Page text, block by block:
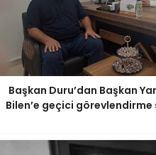
Başkan Duru’dan Başkan
Bilen’e geçici